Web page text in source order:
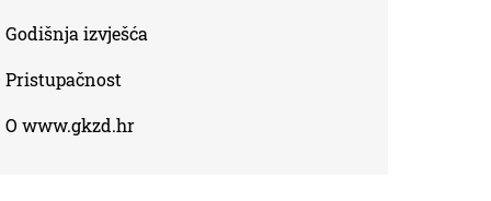
Godišnja izvješća
Pristupačnost
O www.gkzd.hr